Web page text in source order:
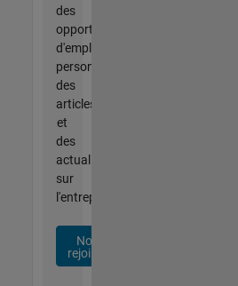
des
opportunités
d'emploi
personnalisées,
des
articles
et
des
actualités
sur
l'entreprise.
Nous
rejoindre